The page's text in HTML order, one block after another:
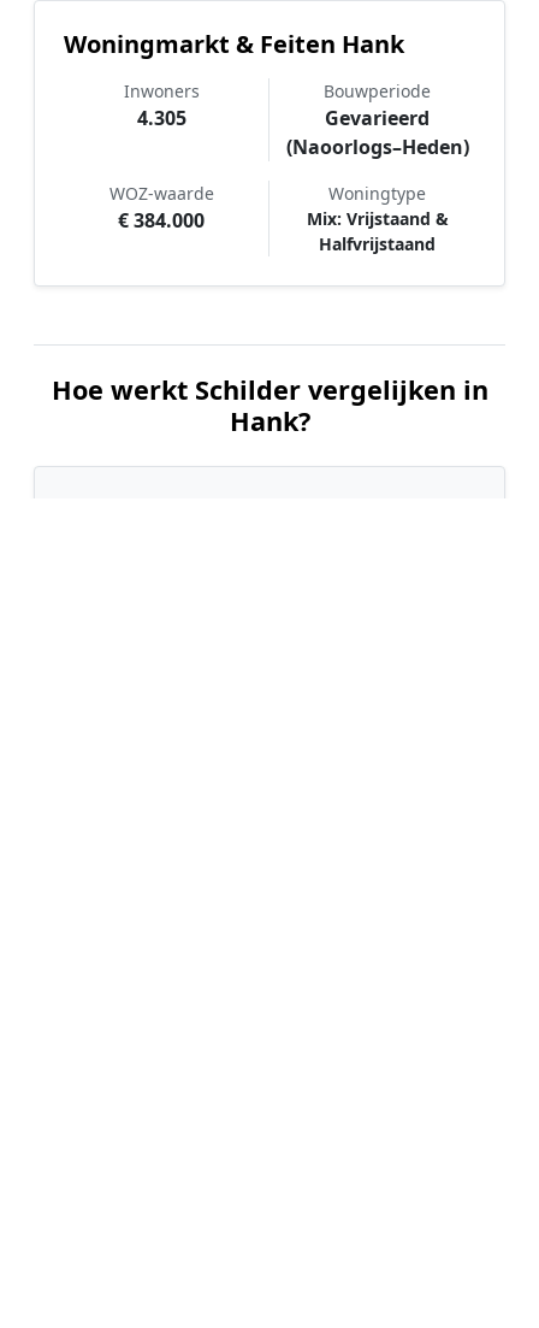
Woningmarkt & Feiten Hank
Inwoners
4.305
Bouwperiode
Gevarieerd
(Naoorlogs–Heden)
WOZ-waarde
€ 384.000
Woningtype
Mix: Vrijstaand &
Halfvrijstaand
Hoe werkt Schilder vergelijken in
Hank?